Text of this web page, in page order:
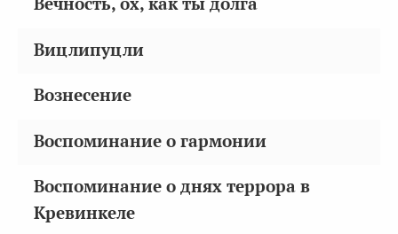
Вицлипуцли
Вознесение
Воспоминание о гармонии
Воспоминание о днях террора в
Кревинкеле